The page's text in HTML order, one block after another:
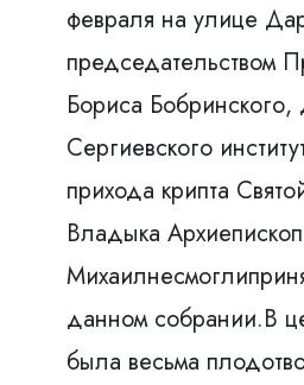
февраля на улице
председательством
Бориса Бобринского,
Сергиевского
прихода крипта
Владыка
данном собрании.В
была весьма